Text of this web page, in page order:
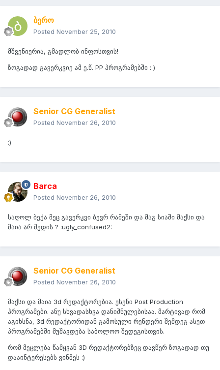
ბერო
Posted November 25, 2010
მშვენიერია, გმადლობ ინფოსთვის!
ზოგადად გავერკვიე ამ ე.წ. PP პროგრამებში : )
Senior CG Generalist
Posted November 26, 2010
:)
Barca
Posted November 26, 2010
საღოლ ბექა მეც გავერკვი ბევრ რამეში და მაგ სიაში მაქსი და
მაია არ შედის ? :ugly_confused2:
Senior CG Generalist
Posted November 26, 2010
მაქსი და მაია 3d რედაქტორებია. ესენი Post Production
პროგრამები. ანუ სხვადასხვა დანიშნულებისაა. მარტივად რომ
აგიხსნა, 3d რედაქტორიდან გამოსული რენდერი შემდეგ ასეთ
პროგრამებში მუშავდება საბოლოო შედეგისთვის.
რომ მეცლება წამყვან 3D რედაქტორებზეც დავწერ ზოგადად თუ
დააინტერესებს ვინმეს :)